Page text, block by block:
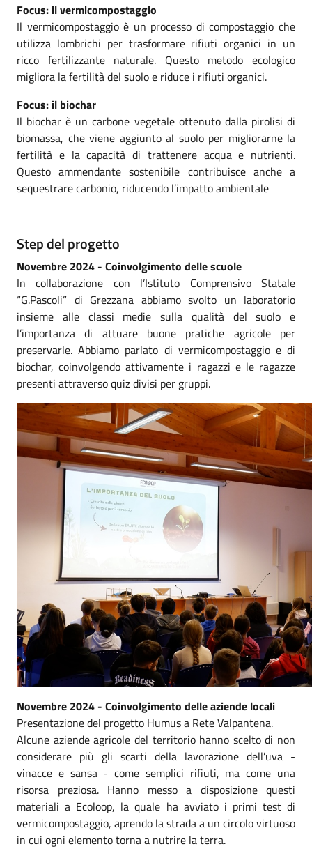
Focus: il vermicompostaggio
Il vermicompostaggio è un processo di compostaggio che
utilizza lombrichi per trasformare rifiuti organici in un
ricco fertilizzante naturale. Questo metodo ecologico
migliora la fertilità del suolo e riduce i rifiuti organici.
Focus: il biochar
Il biochar è un carbone vegetale ottenuto dalla pirolisi di
biomassa, che viene aggiunto al suolo per migliorarne la
fertilità e la capacità di trattenere acqua e nutrienti.
Questo ammendante sostenibile contribuisce anche a
sequestrare carbonio, riducendo l’impatto ambientale
Step del progetto
Novembre 2024 - Coinvolgimento delle scuole
In collaborazione con l’Istituto Comprensivo Statale
“G.Pascoli” di Grezzana abbiamo svolto un laboratorio
insieme alle classi medie sulla qualità del suolo e
l’importanza di attuare buone pratiche agricole per
preservarle. Abbiamo parlato di vermicompostaggio e di
biochar, coinvolgendo attivamente i ragazzi e le ragazze
presenti attraverso quiz divisi per gruppi.
Novembre 2024 - Coinvolgimento delle aziende locali
Presentazione del progetto Humus a Rete Valpantena.
Alcune aziende agricole del territorio hanno scelto di non
considerare più gli scarti della lavorazione dell’uva -
vinacce e sansa - come semplici rifiuti, ma come una
risorsa preziosa. Hanno messo a disposizione questi
materiali a Ecoloop, la quale ha avviato i primi test di
vermicompostaggio, aprendo la strada a un circolo virtuoso
in cui ogni elemento torna a nutrire la terra.